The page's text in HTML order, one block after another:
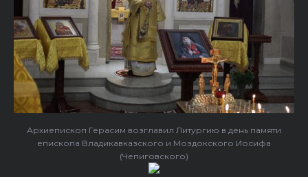
Архиепископ Герасим возглавил Литургию в день памяти
епископа Владикавказского и Моздокского Иосифа
(Чепиговского)